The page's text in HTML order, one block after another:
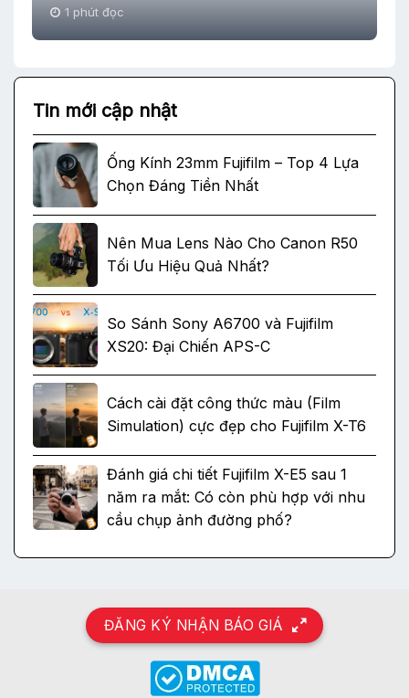
1 phút đọc
Tin mới cập nhật
Ống Kính 23mm Fujifilm – Top 4 Lựa
Chọn Đáng Tiền Nhất
Nên Mua Lens Nào Cho Canon R50
Tối Ưu Hiệu Quả Nhất?
So Sánh Sony A6700 và Fujifilm
XS20: Đại Chiến APS-C
Cách cài đặt công thức màu (Film
Simulation) cực đẹp cho Fujifilm X-T6
Đánh giá chi tiết Fujifilm X-E5 sau 1
năm ra mắt: Có còn phù hợp với nhu
cầu chụp ảnh đường phố?
ĐĂNG KÝ NHẬN BÁO GIÁ